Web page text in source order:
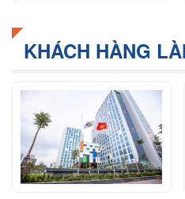
KHÁCH HÀNG